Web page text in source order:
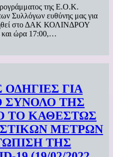
της Ε.Ο.Κ.
Συλλόγων ευθύνης μας για
στο ΔΑΚ ΚΟΛΙΝΔΡΟΥ
και ώρα 17:00,…
ΟΔΗΓΙΕΣ ΓΙΑ
ΣΥΝΟΛΟ ΤΗΣ
ΤΟ ΚΑΘΕΣΤΩΣ
ΜΕΤΡΩΝ
ΤΗΣ